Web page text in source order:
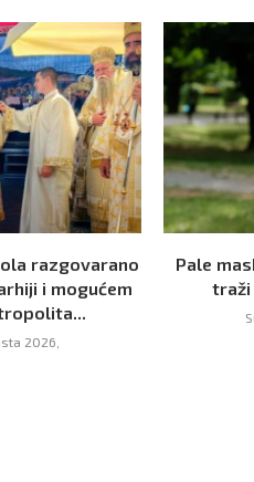
razgovarano
i mogućem
2026,
Pale
traži